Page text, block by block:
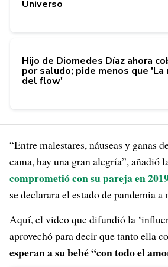
Universo
Hijo de Diomedes Díaz ahora
por saludo; pide menos que 'La
del flow'
“Entre malestares, náuseas y ganas
cama, hay una gran alegría”, añadió
comprometió con su pareja en
se declarara el estado de pandemia
Aquí, el video que difundió la
aprovechó para decir que tanto ella
esperan a su bebé “con todo el